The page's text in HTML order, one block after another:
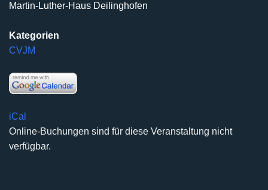
Martin-Luther-Haus Deilinghofen
Kategorien
CVJM
iCal
Online-Buchungen sind für diese Veranstaltung nicht
verfügbar.